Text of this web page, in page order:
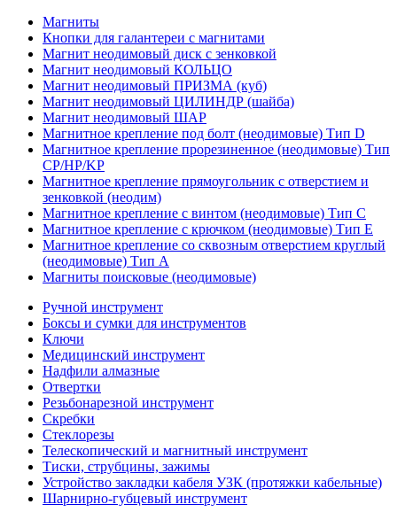
Магниты
Кнопки для галантереи с магнитами
Магнит неодимовый диск с зенковкой
Магнит неодимовый КОЛЬЦО
Магнит неодимовый ПРИЗМА (куб)
Магнит неодимовый ЦИЛИНДР (шайба)
Магнит неодимовый ШАР
Магнитное крепление под болт (неодимовые) Тип D
Магнитное крепление прорезиненное (неодимовые) Тип
CP/HP/KP
Магнитное крепление прямоугольник с отверстием и
зенковкой (неодим)
Магнитное крепление с винтом (неодимовые) Тип С
Магнитное крепление с крючком (неодимовые) Тип Е
Магнитное крепление со сквозным отверстием круглый
(неодимовые) Тип А
Магниты поисковые (неодимовые)
Ручной инструмент
Боксы и сумки для инструментов
Ключи
Медицинский инструмент
Надфили алмазные
Отвертки
Резьбонарезной инструмент
Скребки
Стеклорезы
Телескопический и магнитный инструмент
Тиски, струбцины, зажимы
Устройство закладки кабеля УЗК (протяжки кабельные)
Шарнирно-губцевый инструмент